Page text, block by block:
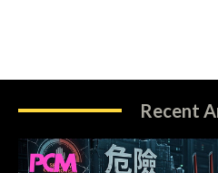
Recent